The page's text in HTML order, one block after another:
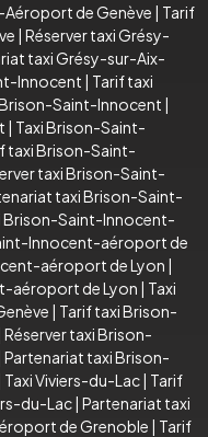
de Genève | Tarif
| Réserver taxi Grésy-
taxi Grésy-sur-Aix-
Innocent | Tarif taxi
Saint-Innocent |
| Taxi Brison-Saint-
taxi Brison-Saint-
taxi Brison-Saint-
taxi Brison-Saint-
Brison-Saint-Innocent-
Innocent-aéroport de
aéroport de Lyon |
aéroport de Lyon | Taxi
| Tarif taxi Brison-
Réserver taxi Brison-
Partenariat taxi Brison-
Taxi Viviers-du-Lac| Tarif
du-Lac| Partenariat taxi
de Grenoble | Tarif